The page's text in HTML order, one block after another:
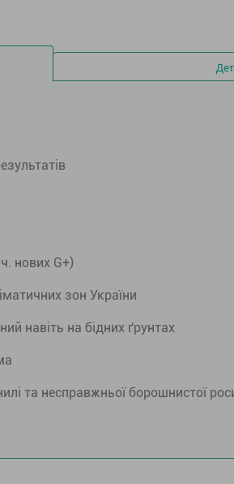
нових G+)
зон України
навіть на бідних ґрунтах
та несправжньої борошнистої